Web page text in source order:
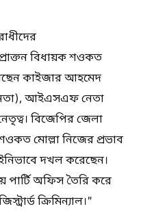
বিধায়ক শওকত
কাইজার আহমেদ
আইএসএফ নেতা
বিজেপির জেলা
মোল্লা নিজের প্রভাব
দখল করেছেন।
পার্টি অফিস তৈরি করে
ক্রিমিন্যাল।"